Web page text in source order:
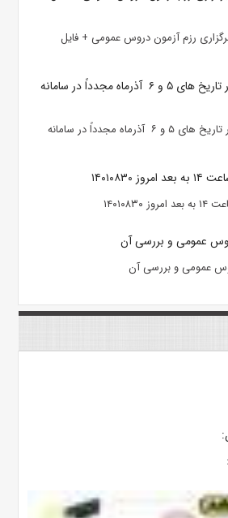
رزم آزمون دروس عمومی + فایل
انتخاب محل آزمون در تاریخ های ۵ و ۶ آذرماه مجدداً در سامانه
عمومی و بررسی آن